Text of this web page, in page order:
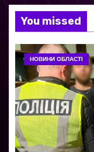
You missed
НОВИНИ ОБЛАСТІ